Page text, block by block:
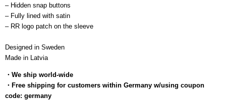
– Hidden snap buttons
– Fully lined with satin
– RR logo patch on the sleeve
Designed in Sweden
Made in Latvia
・ We ship world-wide
・Free shipping for customers within Germany w/using coupon
code: germany